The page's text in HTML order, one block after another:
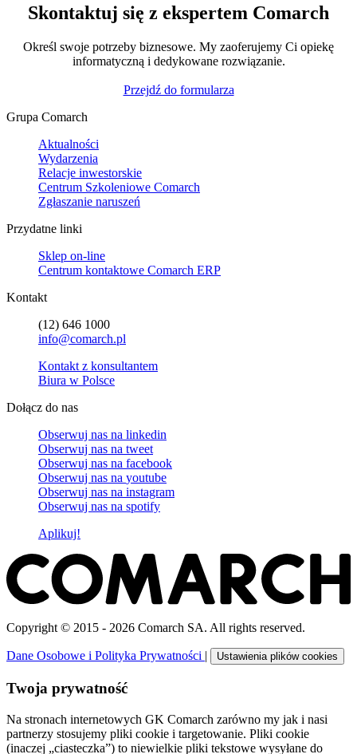
Skontaktuj się z ekspertem Comarch
Określ swoje potrzeby biznesowe. My zaoferujemy Ci opiekę
informatyczną i dedykowane rozwiązanie.
Przejdź do formularza
Grupa Comarch
Aktualności
Wydarzenia
Relacje inwestorskie
Centrum Szkoleniowe Comarch
Zgłaszanie naruszeń
Przydatne linki
Sklep on-line
Centrum kontaktowe Comarch ERP
Kontakt
(12) 646 1000
info@comarch.pl
Kontakt z konsultantem
Biura w Polsce
Dołącz do nas
Obserwuj nas na linkedin
Obserwuj nas na tweet
Obserwuj nas na facebook
Obserwuj nas na youtube
Obserwuj nas na instagram
Obserwuj nas na spotify
Aplikuj!
Copyright © 2015 - 2026 Comarch SA. All rights reserved.
Dane Osobowe i Polityka Prywatności | Ustawienia plików cookies
Twoja prywatność
Na stronach internetowych GK Comarch zarówno my jak i nasi
partnerzy stosujemy pliki cookie i targetowanie. Pliki cookie
(inaczej „ciasteczka”) to niewielkie pliki tekstowe wysyłane do